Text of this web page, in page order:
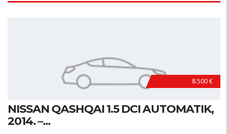
8.500 €
NISSAN QASHQAI 1.5 DCI AUTOMATIK,
2014. –...